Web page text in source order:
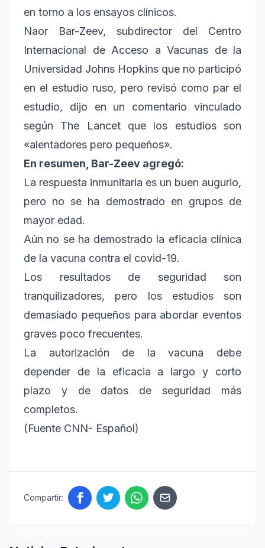
en torno a los ensayos clínicos.
Naor Bar-Zeev, subdirector del Centro
Internacional de Acceso a Vacunas de la
Universidad Johns Hopkins que no participó
en el estudio ruso, pero revisó como par el
estudio, dijo en un comentario vinculado
según The Lancet que los estudios son
«alentadores pero pequeños».
En resumen, Bar-Zeev agregó:
La respuesta inmunitaria es un buen augurio,
pero no se ha demostrado en grupos de
mayor edad.
Aún no se ha demostrado la eficacia clínica
de la vacuna contra el covid-19.
Los resultados de seguridad son
tranquilizadores, pero los estudios son
demasiado pequeños para abordar eventos
graves poco frecuentes.
La autorización de la vacuna debe
depender de la eficacia a largo y corto
plazo y de datos de seguridad más
completos.
​(Fuente CNN- Español)
Compartir: